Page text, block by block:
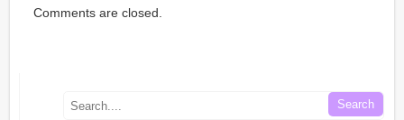
Comments are closed.